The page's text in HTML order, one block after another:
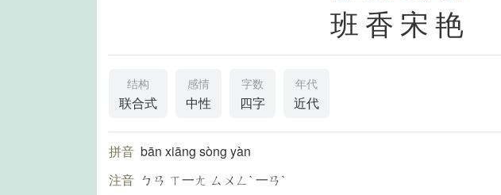
班香宋艳
结构
联合式
感情
中性
字数
四字
年代
近代
拼音 bān xiāng sòng yàn
注音 ㄅㄢ ㄒ一ㄤ ㄙㄨㄥˋ 一ㄢˋ